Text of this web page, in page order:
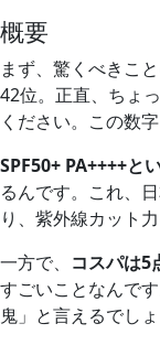
概要
まず、驚くべきこ
42位。正直、ちょ
ください。この数
SPF50+ PA++++と
るんです。これ、
り、紫外線カット
一方で、 コスパは5
すごいことなんで
鬼」と言えるでしょ